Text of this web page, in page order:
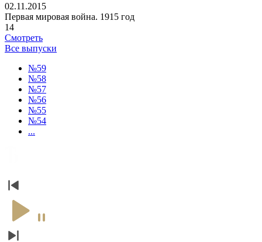
02.11.2015
Первая мировая война. 1915 год
14
Смотреть
Все выпуски
№59
№58
№57
№56
№55
№54
...